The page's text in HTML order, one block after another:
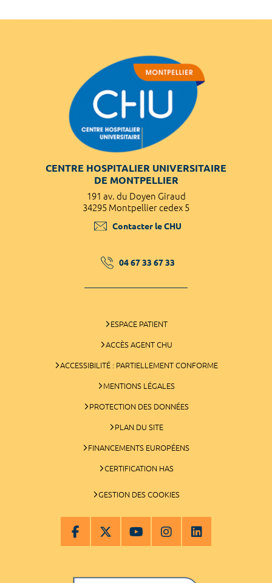
CENTRE HOSPITALIER UNIVERSITAIRE
DE MONTPELLIER
191 av. du Doyen Giraud
34295 Montpellier cedex 5
Contacter le CHU
04 67 33 67 33
ESPACE PATIENT
ACCÈS AGENT CHU
ACCESSIBILITÉ : PARTIELLEMENT CONFORME
MENTIONS LÉGALES
PROTECTION DES DONNÉES
PLAN DU SITE
FINANCEMENTS EUROPÉENS
CERTIFICATION HAS
GESTION DES COOKIES